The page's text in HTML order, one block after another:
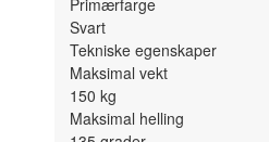
Primærfarge
Svart
Tekniske egenskaper
Maksimal vekt
150kg
Maksimal helling